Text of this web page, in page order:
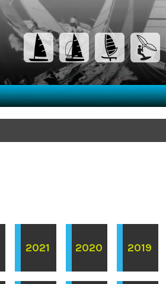
2021 2020 2019